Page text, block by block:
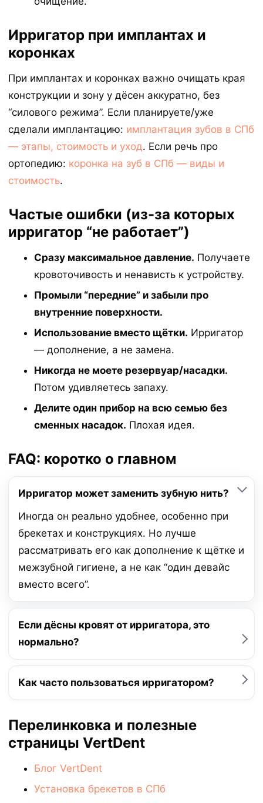
Ирригатор при имплантах и
коронках
При имплантах и коронках важно очищать края
конструкции и зону у дёсен аккуратно, без
“силового режима”. Если планируете/уже
сделали имплантацию: имплантация зубов в СПб
— этапы, стоимость и уход. Если речь про
ортопедию: коронка на зуб в СПб — виды и
стоимость.
Частые ошибки (из-за которых
ирригатор “не работает”)
Сразу максимальное давление. Получаете
кровоточивость и ненависть к устройству.
Промыли “передние” и забыли про
внутренние поверхности.
Использование вместо щётки. Ирригатор
— дополнение, а не замена.
Никогда не моете резервуар/насадки.
Потом удивляетесь запаху.
Делите один прибор на всю семью без
сменных насадок. Плохая идея.
FAQ: коротко о главном
Ирригатор может заменить зубную нить?
Иногда он реально удобнее, особенно при
брекетах и конструкциях. Но лучше
рассматривать его как дополнение к щётке и
межзубной гигиене, а не как “один девайс
вместо всего”.
Если дёсны кровят от ирригатора, это
нормально?
Как часто пользоваться ирригатором?
Перелинковка и полезные
страницы VertDent
Блог VertDent
Установка брекетов в СПб